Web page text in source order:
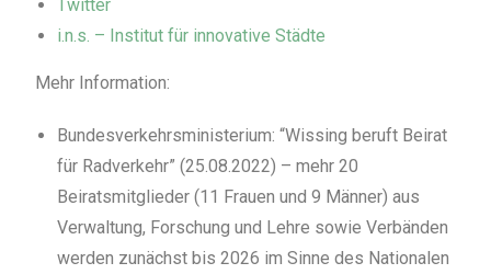
Twitter
i.n.s. – Institut für innovative Städte
Mehr Information:
Bundesverkehrsministerium: “Wissing beruft Beirat
für Radverkehr” (25.08.2022) – mehr 20
Beiratsmitglieder (11 Frauen und 9 Männer) aus
Verwaltung, Forschung und Lehre sowie Verbänden
werden zunächst bis 2026 im Sinne des Nationalen